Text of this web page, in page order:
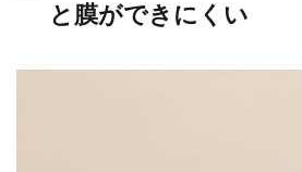
と膜ができにくい